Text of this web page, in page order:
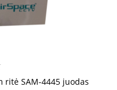
ritė SAM-4445 juodas